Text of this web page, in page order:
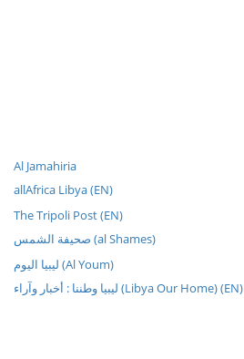
Al Jamahiria
allAfrica Libya (EN)
The Tripoli Post (EN)
صحيفة الشمس (al Shames)
ليبيا اليوم (Al Youm)
ليبيا وطننا : أخبار وآراء (Libya Our Home) (EN)